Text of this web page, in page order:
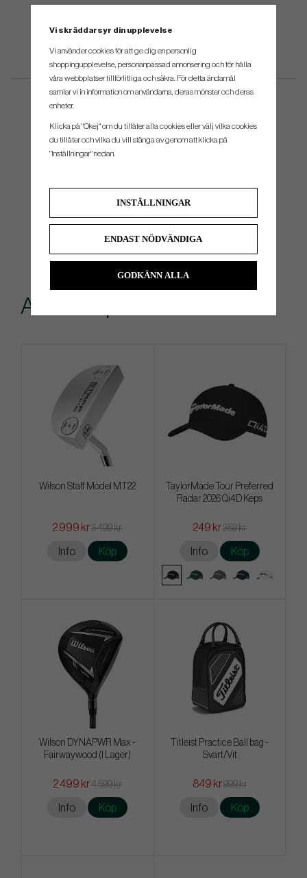
Andra köpte även
Wilson Staff Model MT22
2 999 kr3 499 kr
Info Köp
TaylorMade Tour Preferred
Radar 2026 Qi4D Keps
249 kr359 kr
Info Köp
Wilson DYNAPWR Max -
Fairwaywood (I Lager)
2 499 kr4 599 kr
Info Köp
Titleist Practice Ball bag -
Svart/Vit
849 kr999 kr
Info Köp
Vi skräddarsyr din upplevelse
Vi använder cookies för att ge dig en personlig
shoppingupplevelse, personanpassad annonsering och för hålla
våra webbplatser tillförlitliga och säkra. För detta ändamål
samlar vi in information om användarna, deras mönster och deras
enheter.
Klicka på "Okej" om du tillåter alla cookies eller välj vilka cookies
du tillåter och vilka du vill stänga av genom att klicka på
"Inställningar" nedan.
INSTÄLLNINGAR
ENDAST NÖDVÄNDIGA
GODKÄNN ALLA